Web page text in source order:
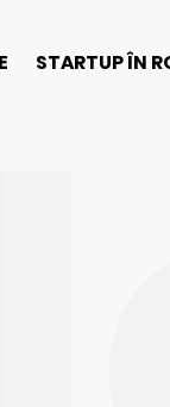
STARTUP ÎN